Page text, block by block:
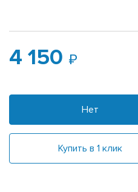
4 150
Нет
Купить в 1 клик